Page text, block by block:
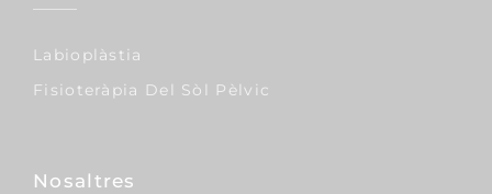
Labioplàstia
Fisioteràpia Del Sòl Pèlvic
Nosaltres